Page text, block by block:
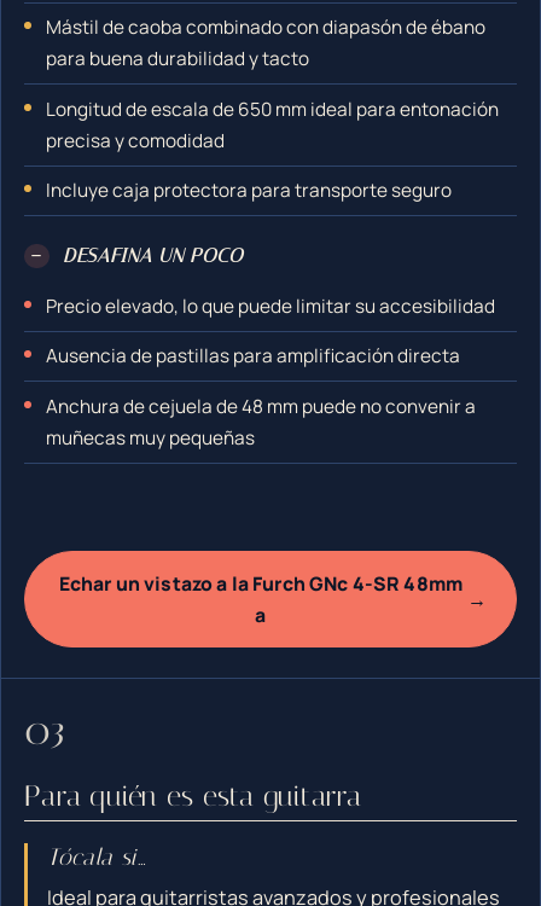
Mástil de caoba combinado con diapasón de ébano
para buena durabilidad y tacto
Longitud de escala de 650 mm ideal para entonación
precisa y comodidad
Incluye caja protectora para transporte seguro
− DESAFINA UN POCO
Precio elevado, lo que puede limitar su accesibilidad
Ausencia de pastillas para amplificación directa
Anchura de cejuela de 48 mm puede no convenir a
muñecas muy pequeñas
Echar un vistazo a la Furch GNc 4-SR 48mm
a
→
Para quién es esta guitarra
Tócala si…
Ideal para guitarristas avanzados y profesionales